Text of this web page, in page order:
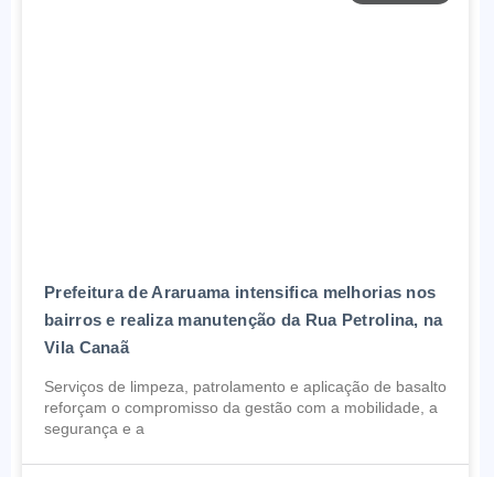
Prefeitura de Araruama intensifica melhorias nos
bairros e realiza manutenção da Rua Petrolina, na
Vila Canaã
Serviços de limpeza, patrolamento e aplicação de basalto
reforçam o compromisso da gestão com a mobilidade, a
segurança e a